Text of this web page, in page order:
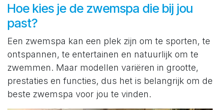
Hoe kies je de zwemspa die bij jou
past?
Een zwemspa kan een plek zijn om te sporten, te
ontspannen, te entertainen en natuurlijk om te
zwemmen. Maar modellen variëren in grootte,
prestaties en functies, dus het is belangrijk om de
beste zwemspa voor jou te vinden.